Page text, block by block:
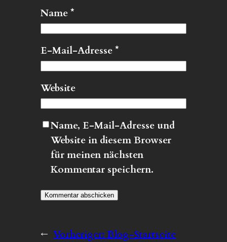
Name*
E-Mail-Adresse*
Website
Name, E-Mail-Adresse und
Website in diesem Browser
für meinen nächsten
Kommentar speichern.
← Vorheriger: Blog-Startseite